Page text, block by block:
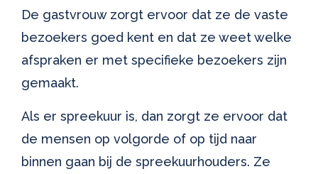
De gastvrouw zorgt ervoor dat ze de vaste
bezoekers goed kent en dat ze weet welke
afspraken er met specifieke bezoekers zijn
gemaakt.
Als er spreekuur is, dan zorgt ze ervoor dat
de mensen op volgorde of op tijd naar
binnen gaan bij de spreekuurhouders. Ze